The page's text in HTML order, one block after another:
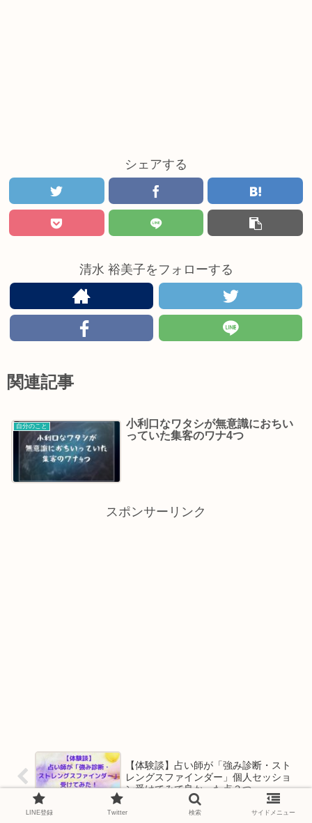
シェアする
清水 裕美子をフォローする
関連記事
自分のこと
小利口なワタシが無意識におちい
っていた集客のワナ4つ
スポンサーリンク
【体験談】占い師が「強み診断・スト
レングスファインダー」個人セッショ
ン受けてみて良かった点３つ
LINE登録 Twitter 検索 サイドメニュー